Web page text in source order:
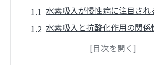
水素吸入が慢性病に注目さ
水素吸入と抗酸化作用の関係
慢性病改善に水素吸入が期待